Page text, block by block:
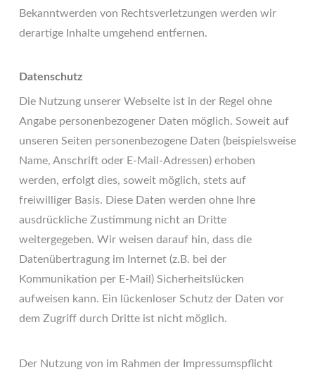
Bekanntwerden von Rechtsverletzungen werden wir
derartige Inhalte umgehend entfernen.
Datenschutz
Die Nutzung unserer Webseite ist in der Regel ohne
Angabe personenbezogener Daten möglich. Soweit auf
unseren Seiten personenbezogene Daten (beispielsweise
Name, Anschrift oder E-Mail-Adressen) erhoben
werden, erfolgt dies, soweit möglich, stets auf
freiwilliger Basis. Diese Daten werden ohne Ihre
ausdrückliche Zustimmung nicht an Dritte
weitergegeben. Wir weisen darauf hin, dass die
Datenübertragung im Internet (z.B. bei der
Kommunikation per E-Mail) Sicherheitslücken
aufweisen kann. Ein lückenloser Schutz der Daten vor
dem Zugriff durch Dritte ist nicht möglich.
Der Nutzung von im Rahmen der Impressumspflicht